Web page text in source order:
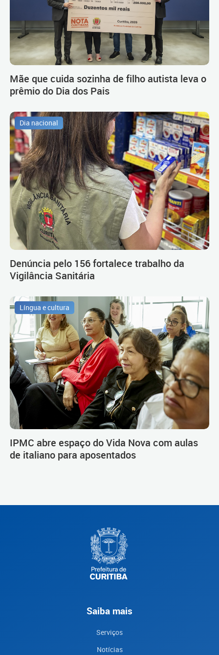
Mãe que cuida sozinha de filho autista leva o
prêmio do Dia dos Pais
Dia nacional
Denúncia pelo 156 fortalece trabalho da
Vigilância Sanitária
Língua e cultura
IPMC abre espaço do Vida Nova com aulas
de italiano para aposentados
Saiba mais
Serviços
Notícias